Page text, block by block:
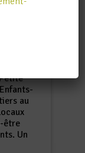
au
être
Un